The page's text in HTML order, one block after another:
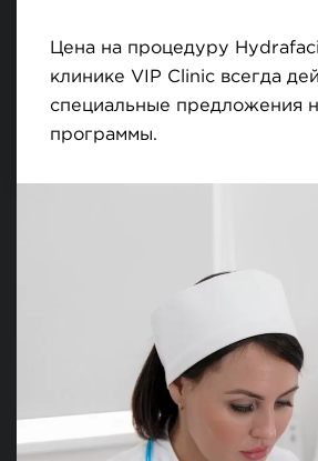
Цена на процедуру
клинике VIP Clinic всегда
специальные предложения
программы.